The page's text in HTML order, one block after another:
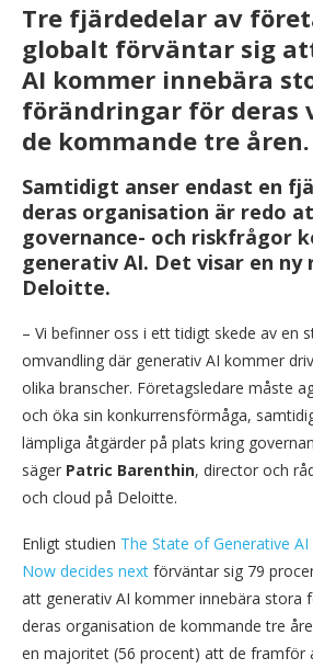
Tre fjärdedelar av
globalt förväntar sig
AI kommer innebära
förändringar för deras
de kommande tre åren.
Samtidigt anser endast en
deras organisation är redo
governance- och riskfrågor
generativ AI. Det visar en
Deloitte.
– Vi befinner oss i ett tidigt skede av en
omvandling där generativ AI kommer
olika branscher. Företagsledare måste
och öka sin konkurrensförmåga,
lämpliga åtgärder på plats kring
säger Patric Barenthin, director och
och cloud på Deloitte.
Enligt studien The State of Generative
Now decides next förväntar sig 79
att generativ AI kommer innebära stora
deras organisation de kommande tre
en majoritet (56 procent) att de framför